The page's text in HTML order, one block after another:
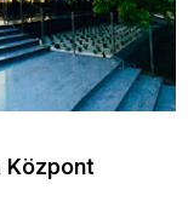
Központ